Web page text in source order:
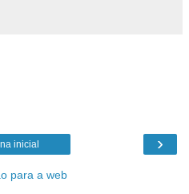
›
inicial
para a web